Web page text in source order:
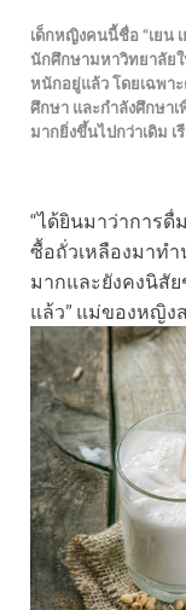
เด็กหญิงคนนี้ชื่อ “เยน
นักศึกษามหาวิทยาลัยใ
หนักอยู่แล้ว โดยเฉพา
ศึกษา และกำลังศึกษา
มากยิ่งขึ้นไปกว่าเดิม
“ได้ยินมาว่าการดื่
ซื้อถั่วเหลืองมาท
มากและยังคงนิสั
แล้ว” แม่ของหญิง